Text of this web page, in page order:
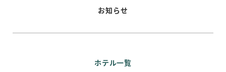
お知らせ
ホテル一覧